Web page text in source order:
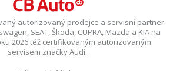
autorizovaný prodejce a servisní partner
SEAT, Škoda, CUPRA, Mazda a KIA na
2026 též certifikovaným autorizovaným
servisem značky Audi.